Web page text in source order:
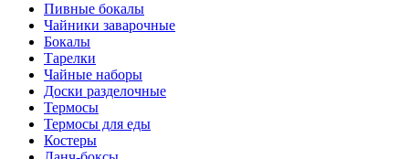
Пивные бокалы
Чайники заварочные
Бокалы
Тарелки
Чайные наборы
Доски разделочные
Термосы
Термосы для еды
Костеры